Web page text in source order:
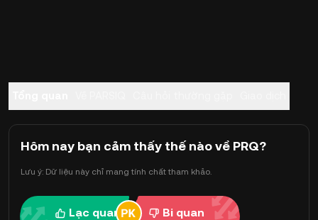
Hôm nay bạn cảm thấy thế nào về PRQ?
Lưu ý: Dữ liệu này chỉ mang tính chất tham khảo.
Lạc quan Bi quan